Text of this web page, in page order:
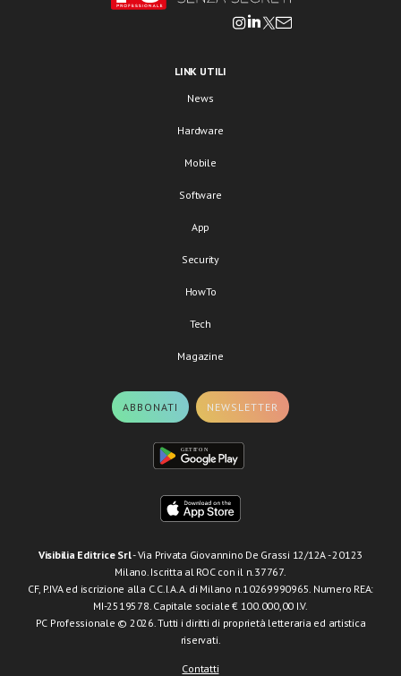
LINK UTILI
News
Hardware
Mobile
Software
App
Security
HowTo
Tech
Magazine
ABBONATI NEWSLETTER
Visibilia Editrice Srl- Via Privata Giovannino De Grassi 12/12A - 20123
Milano. Iscritta al ROC con il n.37767.
CF, P.IVA ed iscrizione alla C.C.I.A.A. di Milano n.10269990965. Numero REA:
MI-2519578. Capitale sociale € 100.000,00 I.V.
PC Professionale © 2026. Tutti i diritti di proprietà letteraria ed artistica
riservati.
Contatti